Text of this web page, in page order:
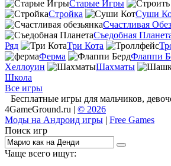
Старые Игры
Стройка
Суши
Счастливая
Съедобная
Ряд
Три Кота
Ферма
Флаппи
Хеллоуин
Шахматы
Школа
Все игры
Бесплатные игры для мальчиков,
4GameGround.ru | © 2026
Моды на Андроид игры | Free Games
Поиск игр
Чаще всего ищут: